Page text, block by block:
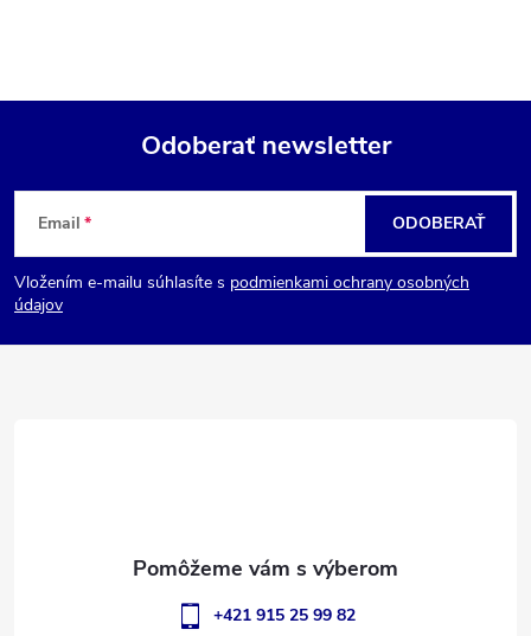
Z
á
p
Odoberať newsletter
Email
Vložením e-mailu súhlasíte s podmienkami ochrany osobných
údajov
ODOBERAŤ
+421 915 25 99 82